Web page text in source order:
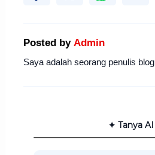
Posted by Admin
Saya adalah seorang penulis blog
✦ Tanya AI